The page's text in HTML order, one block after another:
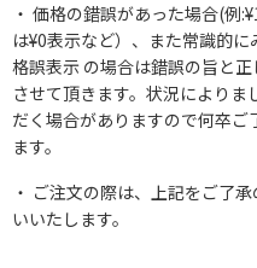
価格の錯誤があった場合(例
は¥0表示など）、また常識的
格誤表示 の場合は錯誤の旨と
させて頂きます。状況により
だく場合がありますので何卒
ます。
ご注文の際は、上記をご了
いいたします。